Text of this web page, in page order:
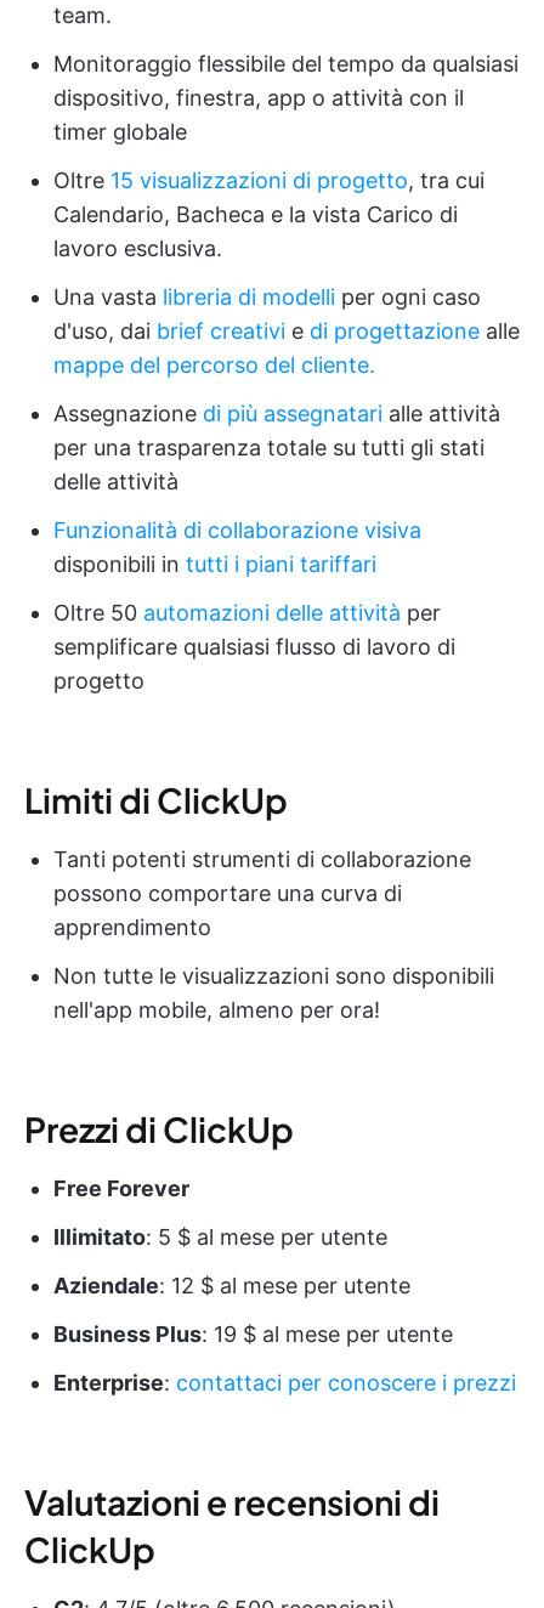
team.
Monitoraggio flessibile del tempo da qualsiasi
dispositivo, finestra, app o attività con il
timer globale
Oltre 15 visualizzazioni di progetto, tra cui
Calendario, Bacheca e la vista Carico di
lavoro esclusiva.
Una vasta libreria di modelli per ogni caso
d'uso, dai brief creativi e di progettazione alle
mappe del percorso del cliente.
Assegnazione di più assegnatari alle attività
per una trasparenza totale su tutti gli stati
delle attività
Funzionalità di collaborazione visiva
disponibili in tutti i piani tariffari
Oltre 50 automazioni delle attività per
semplificare qualsiasi flusso di lavoro di
progetto
Limiti di ClickUp
Tanti potenti strumenti di collaborazione
possono comportare una curva di
apprendimento
Non tutte le visualizzazioni sono disponibili
nell'app mobile, almeno per ora!
Prezzi di ClickUp
Free Forever
Illimitato: 5 $ al mese per utente
Aziendale: 12 $ al mese per utente
Business Plus: 19 $ al mese per utente
Enterprise: contattaci per conoscere i prezzi
Valutazioni e recensioni di
ClickUp